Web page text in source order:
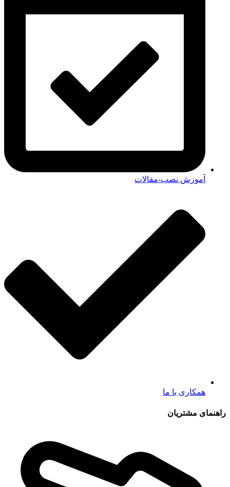
آموزش نصب-مقالات
همکاری با ما
راهنمای مشتریان